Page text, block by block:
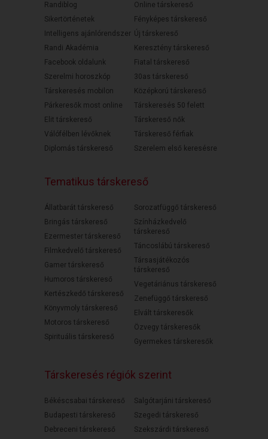
Randiblog
Sikertörténetek
Intelligens ajánlórendszer
Randi Akadémia
Facebook oldalunk
Szerelmi horoszkóp
Társkeresés mobilon
Párkeresők most online
Elit társkereső
Válófélben lévőknek
Diplomás társkereső
Online társkereső
Fényképes társkereső
Új társkereső
Keresztény társkereső
Fiatal társkereső
30as társkereső
Középkorú társkereső
Társkeresés 50 felett
Társkereső nők
Társkereső férfiak
Szerelem első keresésre
Tematikus társkereső
Állatbarát társkereső
Bringás társkereső
Ezermester társkereső
Filmkedvelő társkereső
Gamer társkereső
Humoros társkereső
Kertészkedő társkereső
Könyvmoly társkereső
Motoros társkereső
Spirituális társkereső
Sorozatfüggő társkereső
Színházkedvelő
társkereső
Táncoslábú társkereső
Társasjátékozós
társkereső
Vegetáriánus társkereső
Zenefüggő társkereső
Elvált társkeresők
Özvegy társkeresők
Gyermekes társkeresők
Társkeresés régiók szerint
Békéscsabai társkereső
Budapesti társkereső
Debreceni társkereső
Salgótarjáni társkereső
Szegedi társkereső
Szekszárdi társkereső